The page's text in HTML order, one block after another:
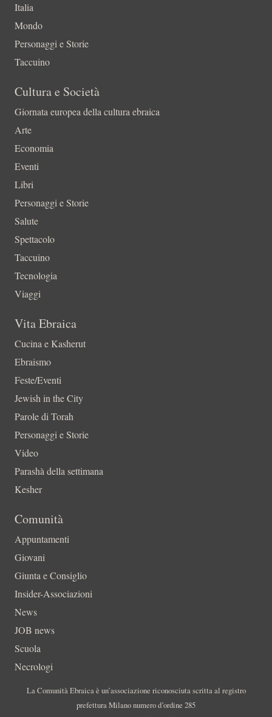
Italia
Mondo
Personaggi e Storie
Taccuino
Cultura e Società
Giornata europea della cultura ebraica
Arte
Economia
Eventi
Libri
Personaggi e Storie
Salute
Spettacolo
Taccuino
Tecnologia
Viaggi
Vita Ebraica
Cucina e Kasherut
Ebraismo
Feste/Eventi
Jewish in the City
Parole di Torah
Personaggi e Storie
Video
Parashà della settimana
Kesher
Comunità
Appuntamenti
Giovani
Giunta e Consiglio
Insider-Associazioni
News
JOB news
Scuola
Necrologi
La Comunità Ebraica è un’associazione riconosciuta scritta al registro
prefettura Milano numero d’ordine 285